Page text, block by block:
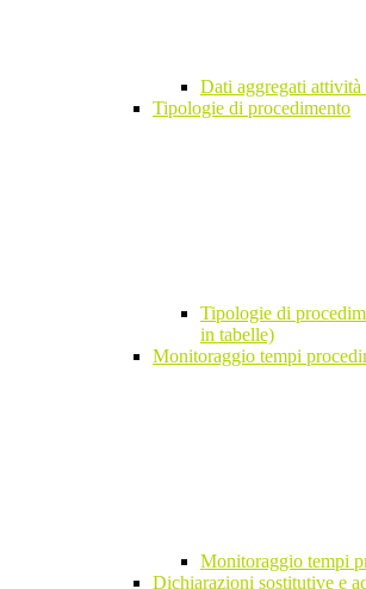
Dati aggregati attività
Tipologie di procedimento
Tipologie di
in tabelle)
Monitoraggio tempi
Monitoraggio tempi
Dichiarazioni sostitutive e